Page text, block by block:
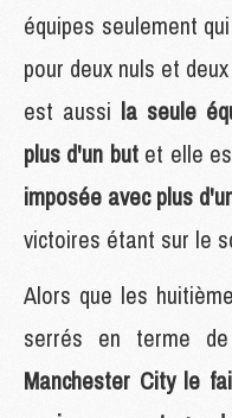
équipes seulement
pour deux nuls et
est aussi la seule
plus d'un butet elle
imposée avec plus
victoires étant sur le
Alors que les
serrés en terme
Manchester City le